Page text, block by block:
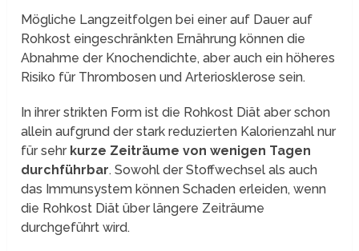
Mögliche Langzeitfolgen bei einer auf Dauer auf
Rohkost eingeschränkten Ernährung können die
Abnahme der Knochendichte, aber auch ein höheres
Risiko für Thrombosen und Arteriosklerose sein.
In ihrer strikten Form ist die Rohkost Diät aber schon
allein aufgrund der stark reduzierten Kalorienzahl nur
für sehr kurze Zeiträume von wenigen Tagen
durchführbar. Sowohl der Stoffwechsel als auch
das Immunsystem können Schaden erleiden, wenn
die Rohkost Diät über längere Zeiträume
durchgeführt wird.